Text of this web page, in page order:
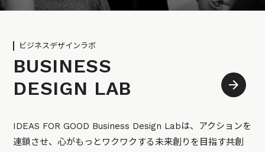
ビジネスデザインラボ
BUSINESS
DESIGN LAB
IDEAS FOR GOOD Business Design Labは、アクションを
連鎖させ、心がもっとワクワクする未来創りを目指す共創